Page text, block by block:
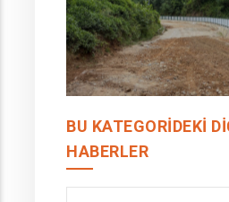
BU KATEGORIDEKI
HABERLER